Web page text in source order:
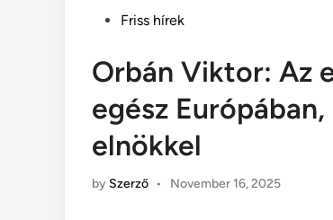
PostedFriss hírek
Orbán Viktor: Az
egész
elnökkel
by Szerző • November 16, 2025